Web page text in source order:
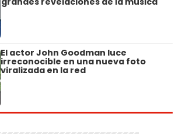
El actor John Goodman luce
irreconocible en una nueva foto
viralizada en la red